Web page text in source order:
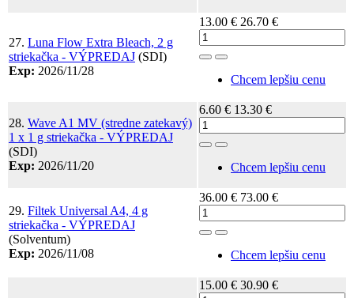
27. Luna Flow Extra Bleach, 2 g
striekačka - VÝPREDAJ (SDI)
Exp: 2026/11/28
13.00 € 26.70 €
Toggle Dropdown
Chcem lepšiu cenu
28. Wave A1 MV (stredne zatekavý)
1 x 1 g striekačka - VÝPREDAJ
(SDI)
Exp: 2026/11/20
6.60 € 13.30 €
Toggle Dropdown
Chcem lepšiu cenu
29. Filtek Universal A4, 4 g
striekačka - VÝPREDAJ
(Solventum)
Exp: 2026/11/08
36.00 € 73.00 €
Toggle Dropdown
Chcem lepšiu cenu
15.00 € 30.90 €